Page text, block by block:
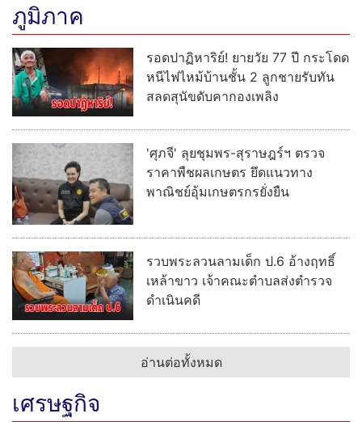
ภูมิภาค
รอดปาฏิหาริย์! ยายวัย 77 ปี กระโดด
หนีไฟไหม้บ้านชั้น 2 ลูกชายรับทัน
สลดสุนัขดับคากองเพลิง
'ศุภจี' ลุยชุมพร-สุราษฎร์ฯ ตรวจ
ราคาพืชผลเกษตร ยึดแนวทาง
พาณิชย์อุ้มเกษตรกรยั่งยืน
รวบพระลวนลามเด็ก ป.6 อ้างฤทธิ์
เหล้าขาว เจ้าคณะตำบลส่งตำรวจ
ดำเนินคดี
อ่านต่อทั้งหมด
เศรษฐกิจ